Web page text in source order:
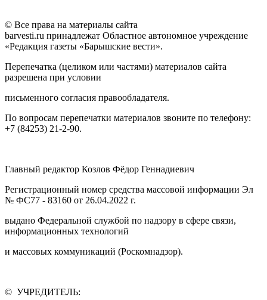
© Все права на материалы сайта
barvesti.ru принадлежат Областное автономное учреждение
«Редакция газеты «Барышские вести».
Перепечатка (целиком или частями) материалов сайта
разрешена при условии
письменного согласия правообладателя.
По вопросам перепечатки материалов звоните по телефону:
+7 (84253) 21-2-90.
Главный редактор Козлов Фёдор Геннадиевич
Регистрационный номер средства массовой информации Эл
№ ФС77 - 83160 от 26.04.2022 г.
выдано Федеральной службой по надзору в сфере связи,
информационных технологий
и массовых коммуникаций (Роскомнадзор).
© УЧРЕДИТЕЛЬ: